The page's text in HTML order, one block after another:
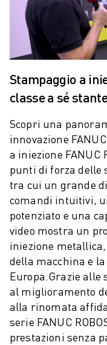
MACCHINE PER
ROBOCUT MACCHINE PER
ROBOCUT HARDWARE
SOFTWARE ROBOCUT
MANUTENZIONE
SOSTENIBILITÀ DI ROBOCUT
SOLUZIONI PER
SOLUZIONI DI FABBRICA
REGISTRAZIONE DEI
CASI DI SUCCESSO
SOLUZIONI
SETTORI
TUTTI I SETTORI
AEROSPAZIALE
AUTOMOTIVE
ELETTRONICA
FOOD & BEVERAGE
MEDICALE
PLASTICA
Stampaggio a
classe a sé stante
Scopri una
innovazione
a iniezione FANUC
punti di forza delle
tra cui un grande
comandi intuitivi,
potenziato e una
video mostra un
iniezione
della macchina e
Europa.Grazie alle
al miglioramento
alla rinomata
serie FANUC
prestazioni senza